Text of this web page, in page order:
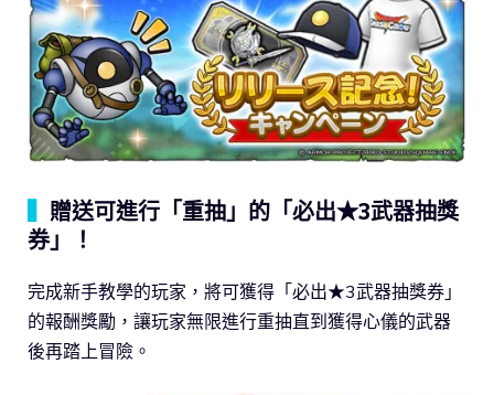
贈送可進行「重抽」的「必出★3武器抽獎
券」！
完成新手教學的玩家，將可獲得「必出★3武器抽獎券」
的報酬獎勵，讓玩家無限進行重抽直到獲得心儀的武器
後再踏上冒險。